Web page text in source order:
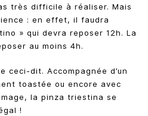
très difficile à réaliser. Mais
: en effet, il faudra
» qui devra reposer 12h. La
au moins 4h.
ceci-dit. Accompagnée d’un
toastée ou encore avec
la pinza triestina se
!